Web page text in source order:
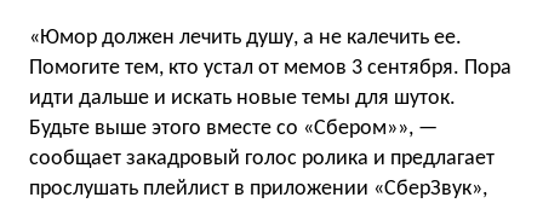
«Юмор должен лечить душу, а не калечить ее.
Помогите тем, кто устал от мемов 3 сентября. Пора
идти дальше и искать новые темы для шуток.
Будьте выше этого вместе со «Сбером»», —
сообщает закадровый голос ролика и предлагает
прослушать плейлист в приложении «СберЗвук»,